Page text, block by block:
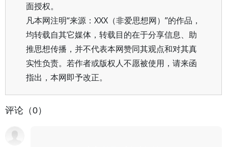
面授权。
凡本网注明“来源：XXX（非爱思想网）”的作品，
均转载自其它媒体，转载目的在于分享信息、助
推思想传播，并不代表本网赞同其观点和对其真
实性负责。若作者或版权人不愿被使用，请来函
指出，本网即予改正。
评论（0）